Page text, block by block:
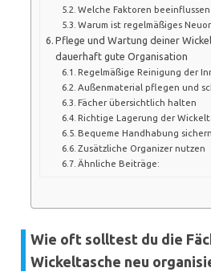
Welche Faktoren
Warum ist regelmäßiges
Pflege und Wartung deiner
dauerhaft gute Organisation
Regelmäßige Reinigung der
Außenmaterial pflegen und
Fächer übersichtlich halten
Richtige Lagerung der
Bequeme Handhabung sichern
Zusätzliche Organizer nutzen
Ähnliche Beiträge:
Wie oft solltest du die
Wickeltasche neu